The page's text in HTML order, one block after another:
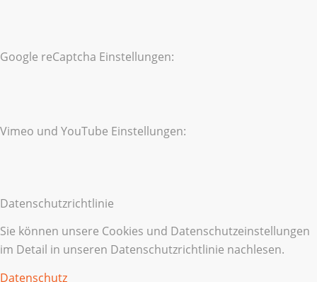
Google reCaptcha Einstellungen:
Vimeo und YouTube Einstellungen:
Datenschutzrichtlinie
Sie können unsere Cookies und Datenschutzeinstellungen
im Detail in unseren Datenschutzrichtlinie nachlesen.
Datenschutz